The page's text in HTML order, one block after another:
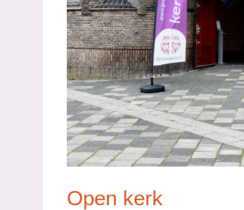
Open kerk